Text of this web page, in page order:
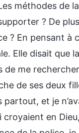
méthodes
? De
? En pensant à
Elle disait que
de me
de ses deux
et je
en